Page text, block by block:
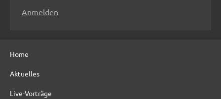
n
Anmelden
Home
Aktuelles
Live-Vorträge